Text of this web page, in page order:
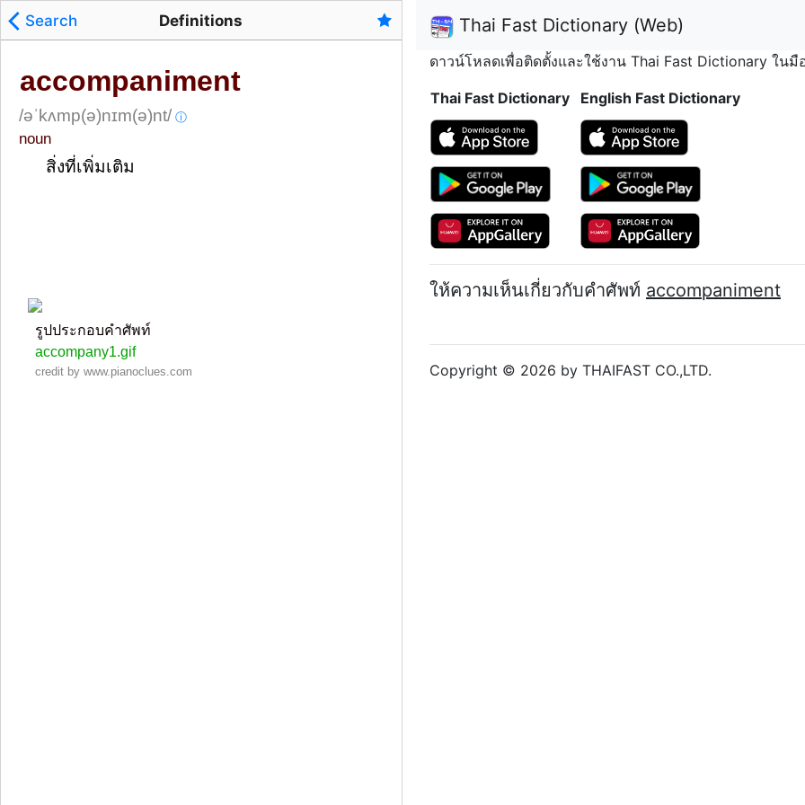
Search Definitions
accompaniment
/əˈkʌmp(ə)nɪm(ə)nt/ ⓘ
noun
สิ่งที่เพิ่มเติม
รูปประกอบคำศัพท์
accompany1.gif
credit by www.pianoclues.com
Thai Fast Dictionary (Web)
ดาวน์โหลดเพื่อติดตั้งและใช้งาน Thai Fast Dictionary ใน
Thai Fast Dictionary English Fast Dictionary
ให้ความเห็นเกี่ยวกับคำศัพท์ accompaniment
Copyright © 2026 by THAIFAST CO.,LTD.